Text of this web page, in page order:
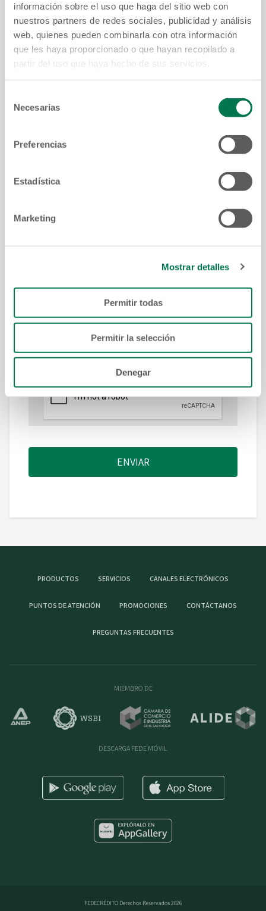
información sobre el uso que haga del sitio web con
nuestros partners de redes sociales, publicidad y análisis
web, quienes pueden combinarla con otra información
que les haya proporcionado o que hayan recopilado a
partir del uso que haya hecho de sus servicios.
Necesarias
Preferencias
Estadística
Marketing
Mostrar detalles
Permitir todas
Permitir la selección
Denegar
Nombre: Apellido:
Departamentos:
Correo electrónico:
Para enviar tu solicitud es necesario dar click en
la opción “No soy un robot” y selecciona las
imágenes que se te piden a continuación.
ENVIAR
PRODUCTOS SERVICIOS CANALES ELECTRÓNICOS
PUNTOS DE ATENCIÓN PROMOCIONES CONTÁCTANOS
PREGUNTAS FRECUENTES
MIEMBRO DE
DESCARGA FEDE MÓVIL
FEDECRÉDITO Derechos Reservados 2026